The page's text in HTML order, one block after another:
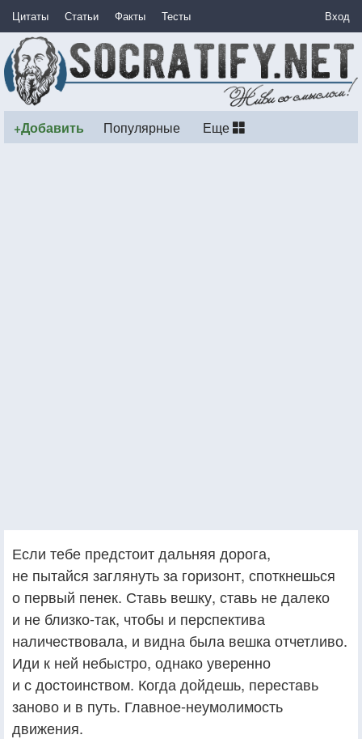
Цитаты Статьи Факты Тесты Вход
+Добавить Популярные Еще
Если тебе предстоит дальняя дорога,
не пытайся заглянуть за горизонт, споткнешься
о первый пенек. Ставь вешку, ставь не далеко
и не близко-так, чтобы и перспектива
наличествовала, и видна была вешка отчетливо.
Иди к ней небыстро, однако уверенно
и с достоинством. Когда дойдешь, переставь
заново и в путь. Главное-неумолимость
движения.